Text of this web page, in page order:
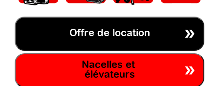
Offre de location
Nacelles et
élévateurs